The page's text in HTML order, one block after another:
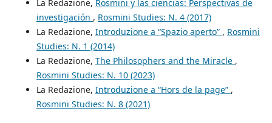
La Redazione, Rosmini y las ciencias: Perspectivas de
investigación , Rosmini Studies: N. 4 (2017)
La Redazione, Introduzione a “Spazio aperto” , Rosmini
Studies: N. 1 (2014)
La Redazione, The Philosophers and the Miracle ,
Rosmini Studies: N. 10 (2023)
La Redazione, Introduzione a “Hors de la page” ,
Rosmini Studies: N. 8 (2021)